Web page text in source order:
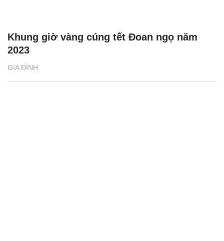
GIA ĐÌNH
Khung giờ vàng cúng tết Đoan ngọ năm
2023